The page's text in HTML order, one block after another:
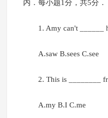
内．每小题1分，共5分．
1. Amy can't ______
A.saw B.sees C.see
2. This is ________
A.my B.I C.me